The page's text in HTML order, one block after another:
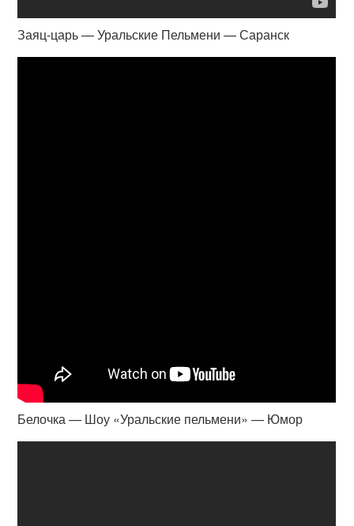
Заяц-царь — Уральские Пельмени — Саранск
Белочка — Шоу «Уральские пельмени» — Юмор